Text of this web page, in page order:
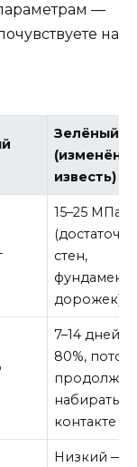
—
на
Зелёный
известь)
15–25 МПа
стен,
дорожек)
7–14 дней
80%, потом
набирать
контакте с
Низкий —